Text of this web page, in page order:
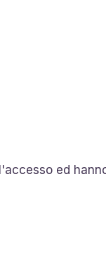
ed